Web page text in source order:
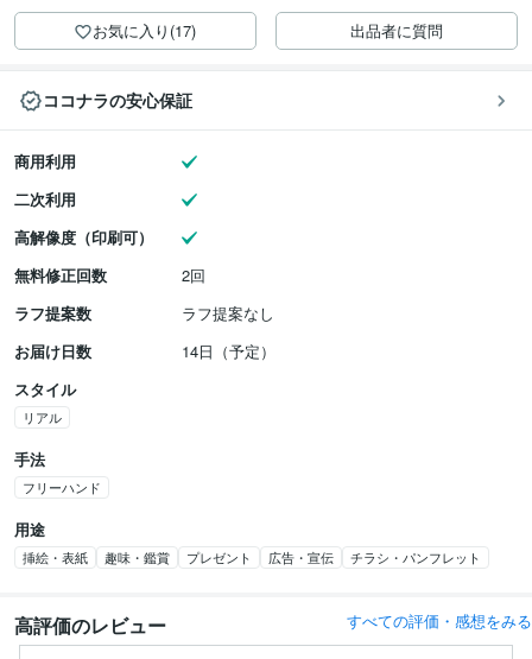
お気に入り(17) 出品者に質問
ココナラの安心保証
商用利用
二次利用
高解像度（印刷可）
無料修正回数
2回
ラフ提案数
ラフ提案なし
お届け日数
14日（予定）
スタイル
リアル
手法
フリーハンド
用途
挿絵・表紙 趣味・鑑賞 プレゼント 広告・宣伝 チラシ・パンフレット
高評価のレビュー すべての評価・感想をみる